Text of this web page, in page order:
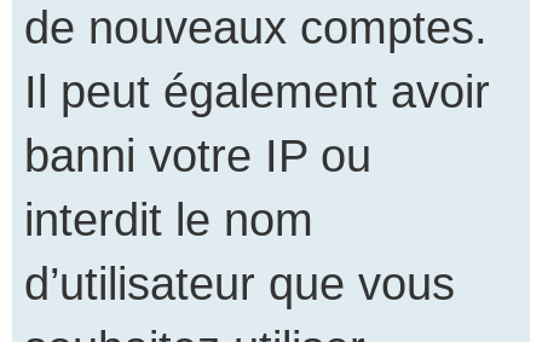
de nouveaux comptes.
Il peut également avoir
banni votre IP ou
interdit le nom
d’utilisateur que vous